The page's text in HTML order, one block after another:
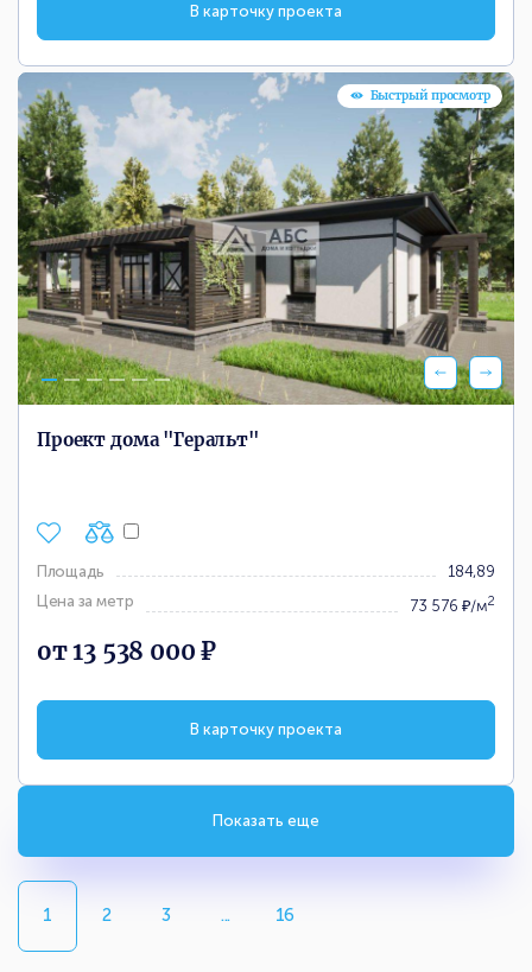
В карточку проекта
Проект дома "Геральт"
Площадь
184,89
Цена за метр
73 576 ₽/м2
Быстрый просмотр
от 13 538 000 ₽
В карточку проекта
Показать еще
1 2 3 ... 16